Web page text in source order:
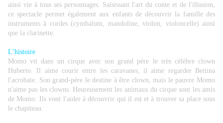
ainsi vie à tous ses personnages. Saisissant l'art du conte et de l'illusion,
ce spectacle permet également aux enfants de découvrir la famille des
instruments à cordes (cymbalum, mandoline, violon, violoncelle) ainsi
que la clarinette.
L’histoire
Momo vit dans un cirque avec son grand père le très célèbre clown
Huberto. Il aime courir entre les caravanes, il aime regarder Bettina
l'acrobate. Son grand-père le destine à être clown, mais le pauvre Momo
n'aime pas les clowns. Heureusement les animaux du cirque sont les amis
de Momo. Ils vont l'aider à découvrir qui il est et à trouver sa place sous
le chapiteau.